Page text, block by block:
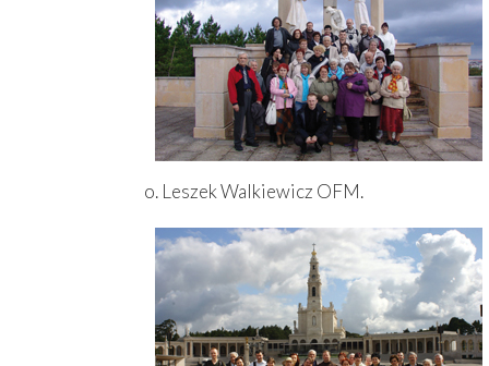
o. Leszek Walkiewicz OFM.